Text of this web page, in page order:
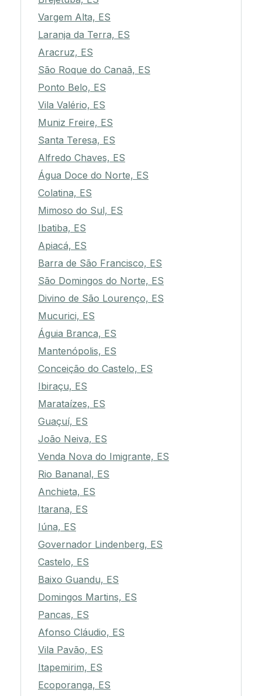
Vargem Alta, ES
Laranja da Terra, ES
Aracruz, ES
São Roque do Canaã, ES
Ponto Belo, ES
Vila Valério, ES
Muniz Freire, ES
Santa Teresa, ES
Alfredo Chaves, ES
Água Doce do Norte, ES
Colatina, ES
Mimoso do Sul, ES
Ibatiba, ES
Apiacá, ES
Barra de São Francisco, ES
São Domingos do Norte, ES
Divino de São Lourenço, ES
Mucurici, ES
Águia Branca, ES
Mantenópolis, ES
Conceição do Castelo, ES
Ibiraçu, ES
Marataízes, ES
Guaçuí, ES
João Neiva, ES
Venda Nova do Imigrante, ES
Rio Bananal, ES
Anchieta, ES
Itarana, ES
Iúna, ES
Governador Lindenberg, ES
Castelo, ES
Baixo Guandu, ES
Domingos Martins, ES
Pancas, ES
Afonso Cláudio, ES
Vila Pavão, ES
Itapemirim, ES
Ecoporanga, ES